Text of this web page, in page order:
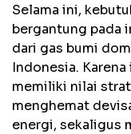
Selama ini,
bergantung pada
dari gas bumi
Indonesia.
memiliki nilai
menghemat
energi, sekaligus